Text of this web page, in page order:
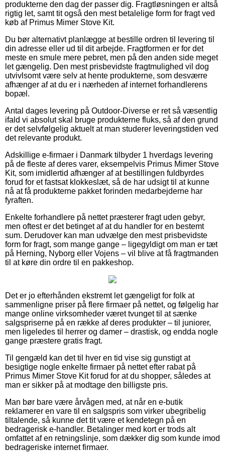
produkterne den dag der passer dig. Fragtløsningen er altså
rigtig let, samt tit også den mest betalelige form for fragt ved
køb af Primus Mimer Stove Kit.
Du bør alternativt planlægge at bestille ordren til levering til
din adresse eller ud til dit arbejde. Fragtformen er for det
meste en smule mere pebret, men på den anden side meget
let gængelig. Den mest prisbevidste fragtmulighed vil dog
utvivlsomt være selv at hente produkterne, som desværre
afhænger af at du er i nærheden af internet forhandlerens
bopæl.
Antal dages levering på Outdoor-Diverse er ret så væsentlig
ifald vi absolut skal bruge produkterne fluks, så af den grund
er det selvfølgelig aktuelt at man studerer leveringstiden ved
det relevante produkt.
Adskillige e-firmaer i Danmark tilbyder 1 hverdags levering
på de fleste af deres varer, eksempelvis Primus Mimer Stove
Kit, som imidlertid afhænger af at bestillingen fuldbyrdes
forud for et fastsat klokkeslæt, så de har udsigt til at kunne
nå at få produkterne pakket forinden medarbejderne har
fyraften.
Enkelte forhandlere på nettet præsterer fragt uden gebyr,
men oftest er det betinget af at du handler for en bestemt
sum. Derudover kan man udvælge den mest prisbevidste
form for fragt, som mange gange – ligegyldigt om man er tæt
på Herning, Nyborg eller Vojens – vil blive at få fragtmanden
til at køre din ordre til en pakkeshop.
Det er jo efterhånden ekstremt let gængeligt for folk at
sammenligne priser på flere firmaer på nettet, og følgelig har
mange online virksomheder været tvunget til at sænke
salgspriserne på en række af deres produkter – til juniorer,
men ligeledes til herrer og damer – drastisk, og endda nogle
gange præstere gratis fragt.
Til gengæld kan det til hver en tid vise sig gunstigt at
besigtige nogle enkelte firmaer på nettet efter rabat på
Primus Mimer Stove Kit forud for at du shopper, således at
man er sikker på at modtage den billigste pris.
Man bør bare være årvågen med, at når en e-butik
reklamerer en vare til en salgspris som virker ubegribelig
tiltalende, så kunne det tit være et kendetegn på en
bedragerisk e-handler. Betalinger med kort er trods alt
omfattet af en retningslinje, som dækker dig som kunde imod
bedrageriske internet firmaer.